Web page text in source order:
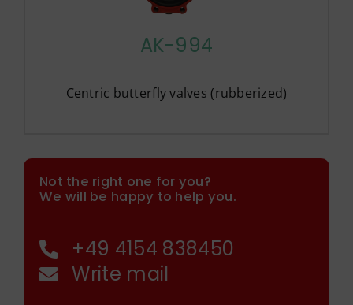
AK-994
Centric butterfly valves (rubberized)
Not the right one for you?
We will be happy to help you.
+49 4154 838450
Write mail